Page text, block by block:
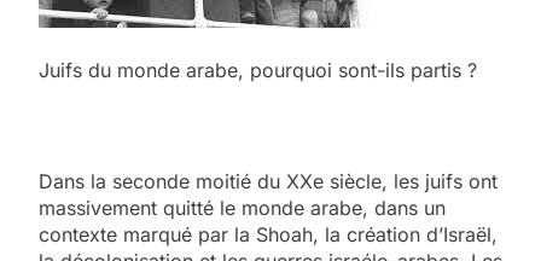
Juifs du monde arabe, pourquoi sont-ils partis ?
Dans la seconde moitié du XXe siècle, les juifs ont
massivement quitté le monde arabe, dans un
contexte marqué par la Shoah, la création d’Israël,